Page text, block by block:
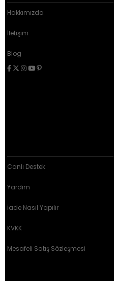
Hakkımızda
İletişim
Blog
Canlı Destek
Yardım
İade Nasıl Yapılır
KVKK
Mesafeli Satış Sözleşmesi